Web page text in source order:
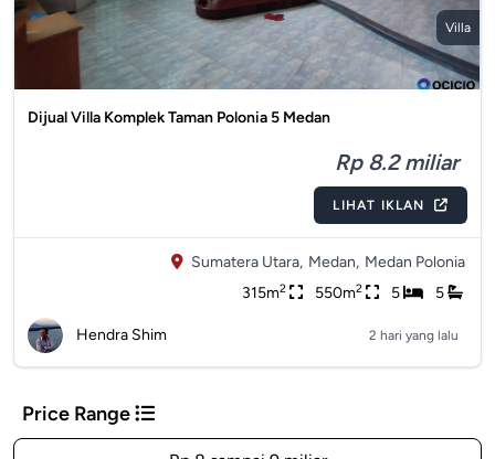
Villa
Dijual Villa Komplek Taman Polonia 5 Medan
Rp 8.2 miliar
LIHAT IKLAN
Sumatera Utara, Medan, Medan Polonia
315m2 550m2 5 5
Hendra Shim 2 hari yang lalu
Price Range